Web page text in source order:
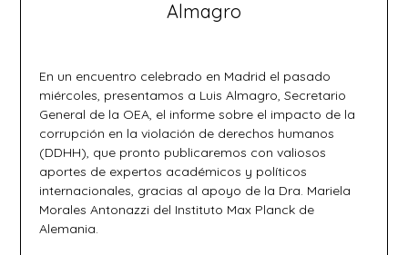
Almagro
En un encuentro celebrado en Madrid el pasado
miércoles, presentamos a Luis Almagro, Secretario
General de la OEA, el informe sobre el impacto de la
corrupción en la violación de derechos humanos
(DDHH), que pronto publicaremos con valiosos
aportes de expertos académicos y políticos
internacionales, gracias al apoyo de la Dra. Mariela
Morales Antonazzi del Instituto Max Planck de
Alemania.